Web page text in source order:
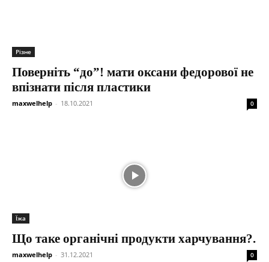
Різне
Поверніть “до”! мати оксани федорової не
впізнати після пластики
maxwelhelp - 18.10.2021 0
Їжа
Що таке органічні продукти харчування?.
maxwelhelp - 31.12.2021 0